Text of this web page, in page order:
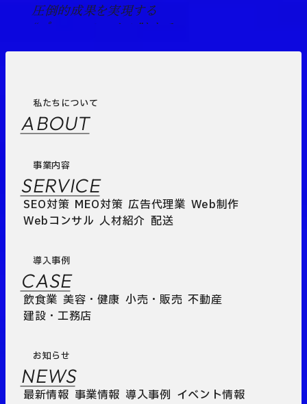
圧倒的成果を実現する
“プロフェッショナル”として。
私たちについて
ABOUT
事業内容
SERVICE
SEO対策 MEO対策 広告代理業 Web制作
Webコンサル 人材紹介 配送
導入事例
CASE
飲食業 美容・健康 小売・販売 不動産
建設・工務店
お知らせ
NEWS
最新情報 事業情報 導入事例 イベント情報